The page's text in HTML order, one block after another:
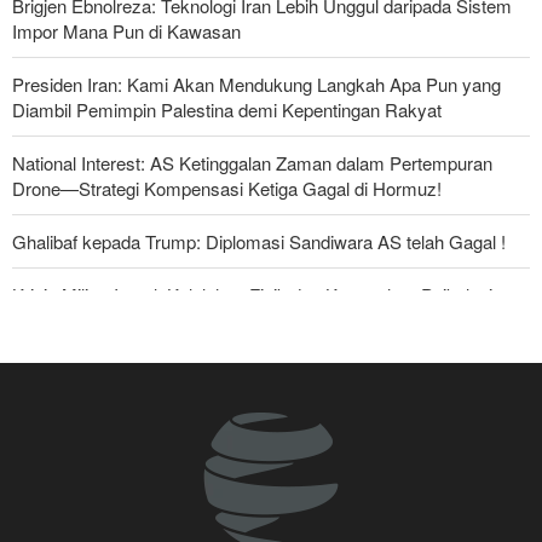
Brigjen Ebnolreza: Teknologi Iran Lebih Unggul daripada Sistem
Impor Mana Pun di Kawasan
Presiden Iran: Kami Akan Mendukung Langkah Apa Pun yang
Diambil Pemimpin Palestina demi Kepentingan Rakyat
National Interest: AS Ketinggalan Zaman dalam Pertempuran
Drone—Strategi Kompensasi Ketiga Gagal di Hormuz!
Ghalibaf kepada Trump: Diplomasi Sandiwara AS telah Gagal !
Krisis Militer Israel; Kelelahan Fisik dan Keruntuhan Psikologis
Foreign Policy: Riyadh Terjepit di Antara Iran dan Ansarullah,
Yahya Saree: Kami Hancurkan Posisi Pasukan Bayaran Saudi
dengan Rudal Balistik dan Drone